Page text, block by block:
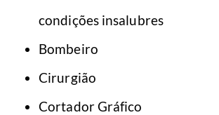
condições insalubres
Bombeiro
Cirurgião
Cortador Gráfico